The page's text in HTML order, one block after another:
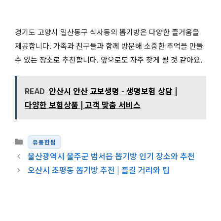
경기도 고양시 일산동구 식사동의 뽑기방은 다양한 즐거움을
제공합니다. 가족과 친구들과 함께 방문해 소중한 추억을 만들
수 있는 장소로 추천합니다. 앞으로도 자주 찾게 될 것 같아요.
READ 안산시 안산 교보생명 - 생명보험 상담 |
다양한 보험상품 | 고객 맞춤 서비스
카테고리
유용한팁
울산광역시 울주군 범서읍 뽑기방 인기 장소와 추천
오산시 초평동 뽑기방 추천 | 즐길 거리와 팁